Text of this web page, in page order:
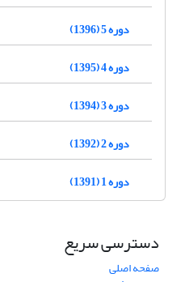
دوره 5 (1396)
دوره 4 (1395)
دوره 3 (1394)
دوره 2 (1392)
دوره 1 (1391)
دسترسی سریع
صفحه اصلی